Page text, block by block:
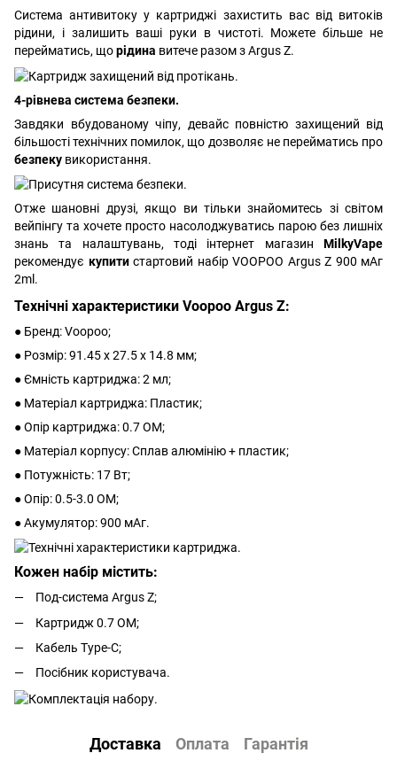
Система антивитоку у картриджі захистить вас від витоків
рідини, і залишить ваші руки в чистоті. Можете більше не
перейматись, щорідина витече разом з Argus Z.
4-рівнева система безпеки.
Завдяки вбудованому чіпу, девайс повністю захищений від
більшості технічних помилок, що дозволяє не перейматись про
безпеку використання.
Отже шановні друзі, якщо ви тільки знайомитесь зі світом
вейпінгу та хочете просто насолоджуватись парою без лишніх
знань та налаштувань, тоді інтернет магазин MilkyVape
рекомендує купити стартовий набір VOOPOO Argus Z 900 мАг
2ml.
Технічні характеристики Voopoo Argus Z:
● Бренд: Voopoo;
● Розмір: 91.45 х 27.5 х 14.8 мм;
● Ємність картриджа: 2 мл;
● Матеріал картриджа: Пластик;
● Опір картриджа: 0.7 ОМ;
● Матеріал корпусу: Сплав алюмінію + пластик;
● Потужність: 17 Вт;
● Опір: 0.5-3.0 ОМ;
● Акумулятор: 900 мАг.
Кожен набір містить:
Под-система Argus Z;
Картридж 0.7 ОМ;
Кабель Type-C;
Посібник користувача.
Доставка Оплата Гарантія